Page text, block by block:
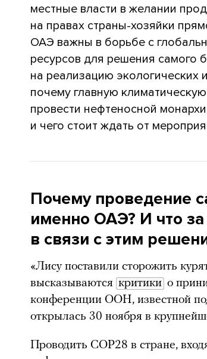
местные власти в желании
на правах страны-хозяйки
ОАЭ важны в борьбе с
ресурсов для решения самого
на реализацию экологических
почему главную
провести нефтеносной
и чего стоит ждать от
Почему проведение
именно ОАЭ? И что
в связи с этим
«Лису поставили сторожить
высказываются критики о
конференции ООН, известной
открылась 30 ноября в
Проводить COP28 в стране,